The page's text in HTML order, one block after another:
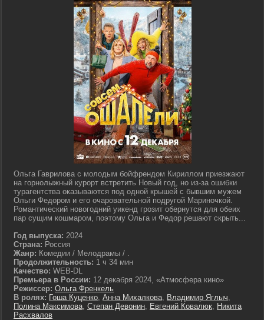
Ольга Гаврилова с молодым бойфрендом Кириллом приезжают
на горнолыжный курорт встретить Новый год, но из-за ошибки
турагентства оказываются под одной крышей с бывшим мужем
Ольги Федором и его очаровательной подругой Мариночкой.
Романтический новогодний уикенд грозит обернутся для обеих
пар сущим кошмаром, поэтому Ольга и Федор решают скрыть...
Год выпуска: 2024
Страна: Россия
Жанр: Комедии / Мелодрамы / .
Продолжительность: 1 ч 34 мин
Качество: WEB-DL
Премьера в России: 12 декабря 2024, «Атмосфера кино»
Режиссер: Ольга Френкель
В ролях: Гоша Куценко, Анна Михалкова, Владимир Яглыч,
Полина Максимова, Степан Девонин, Евгений Ковалюк, Никита
Расхвалов